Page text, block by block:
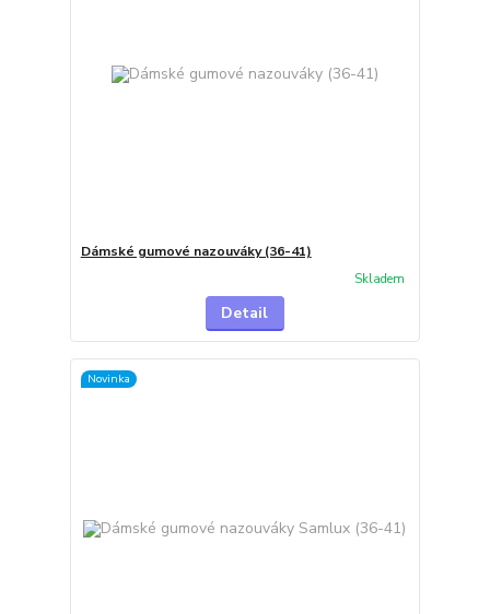
Dámské gumové nazouváky (36-41)
Skladem
Detail
Novinka